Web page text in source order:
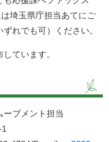
埼玉県庁担当あてにご
れでも可）ください。
ています。
ブメント担当